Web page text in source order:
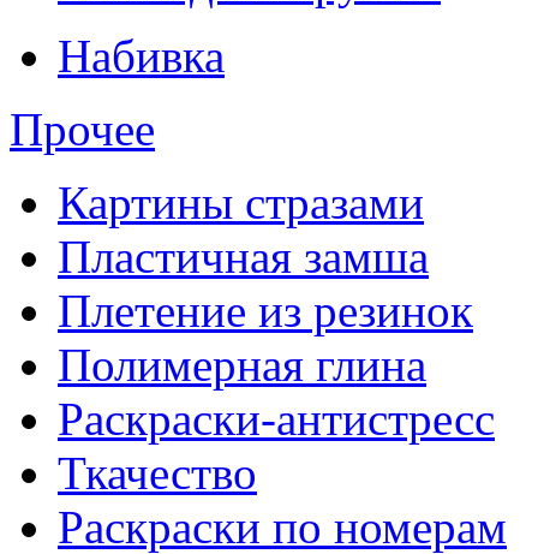
Набивка
Прочее
Картины стразами
Пластичная замша
Плетение из резинок
Полимерная глина
Раскраски-антистресс
Ткачество
Раскраски по номерам